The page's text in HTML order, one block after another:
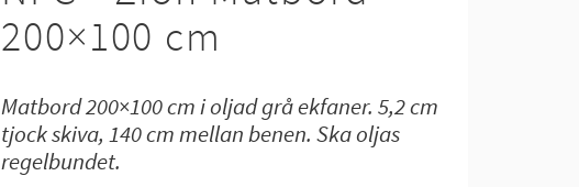
200×100 cm
Matbord 200×100 cm i oljad grå ekfaner. 5,2 cm
tjock skiva, 140 cm mellan benen. Ska oljas
regelbundet.